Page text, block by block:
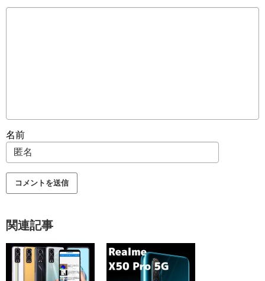
名前
関連記事